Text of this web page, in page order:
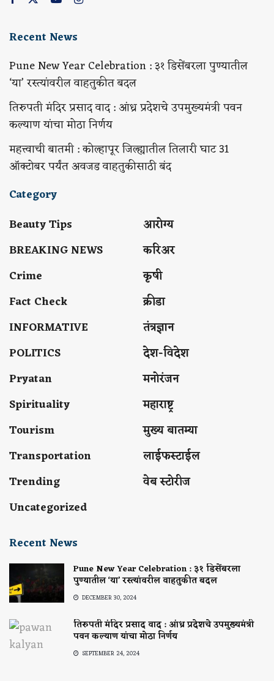
Recent News
Pune New Year Celebration : ३१ डिसेंबरला पुण्यातील
‘या’ रस्त्यांवरील वाहतुकीत बदल
तिरुपती मंदिर प्रसाद वाद : आंध्र प्रदेशचे उपमुख्यमंत्री पवन
कल्याण यांचा मोठा निर्णय
महत्त्वाची बातमी : कोल्हापूर जिल्ह्यातील तिलारी घाट 31
ऑक्टोबर पर्यंत अवजड वाहतुकीसाठी बंद
Category
Beauty Tips
BREAKING NEWS
Crime
Fact Check
INFORMATIVE
POLITICS
Pryatan
Spirituality
Tourism
Transportation
Trending
Uncategorized
आरोग्य
करिअर
कृषी
क्रीडा
तंत्रज्ञान
देश-विदेश
मनोरंजन
महाराष्ट्र
मुख्य बातम्या
लाईफस्टाईल
वेब स्टोरीज
Recent News
Pune New Year Celebration : ३१ डिसेंबरला
पुण्यातील ‘या’ रस्त्यांवरील वाहतुकीत बदल
DECEMBER 30, 2024
तिरुपती मंदिर प्रसाद वाद : आंध्र प्रदेशचे उपमुख्यमंत्री
पवन कल्याण यांचा मोठा निर्णय
SEPTEMBER 24, 2024